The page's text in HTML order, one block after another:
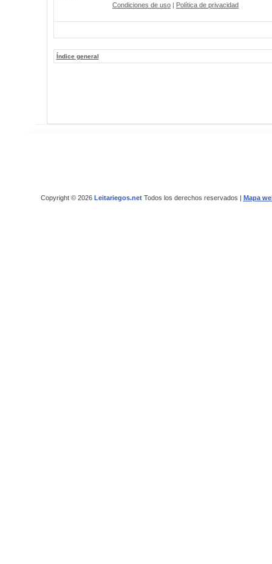
Condiciones de uso | Política de privacidad
Índice general
Copyright © 2026 Leitariegos.netTodos los derechos reservados | Mapa